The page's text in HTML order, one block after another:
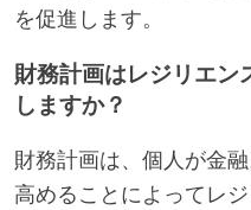
を促進します。
財務計画はレジリエン
しますか？
財務計画は、個人が金
高めることによってレ